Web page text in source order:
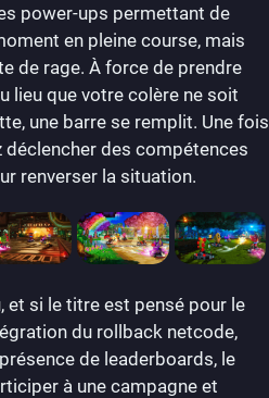
power-ups permettant de
en pleine course, mais
de rage. À force de prendre
lieu que votre colère ne soit
une barre se remplit. Une fois
déclencher des compétences
renverser la situation.
et si le titre est pensé pour le
du rollback netcode,
de leaderboards, le
à une campagne et